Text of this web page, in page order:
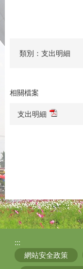
類別：支出明細
相關檔案
支出明細
:::
網站安全政策